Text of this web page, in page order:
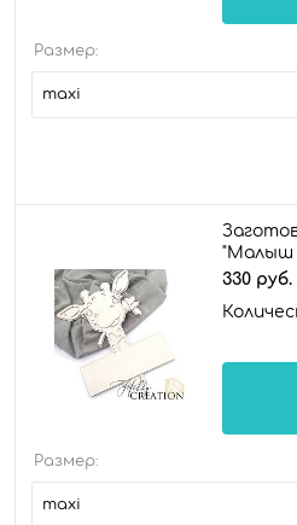
Размер:
maxi
"Малыш
330 руб.
Размер:
maxi